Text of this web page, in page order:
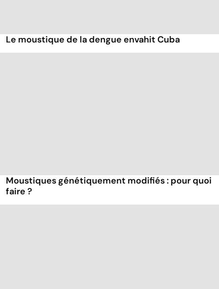
Le moustique de la dengue envahit Cuba
Moustiques génétiquement modifiés : pour quoi
faire ?